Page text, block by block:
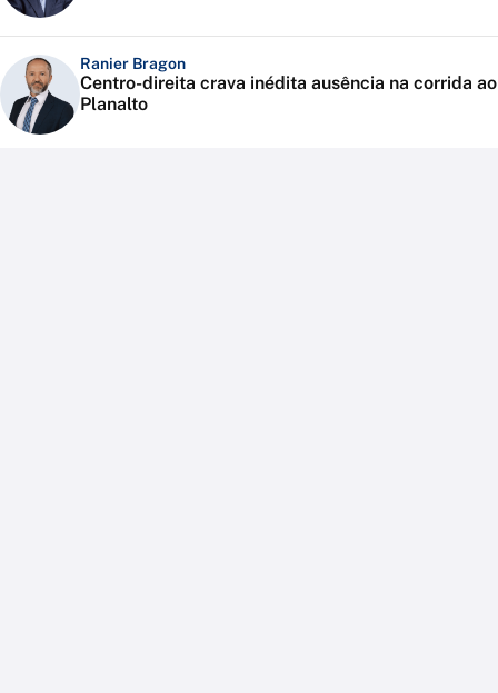
Ranier Bragon
Centro-direita crava inédita ausência na corrida ao
Planalto